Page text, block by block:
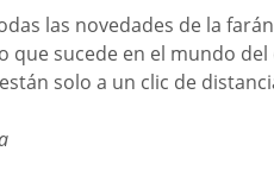
las novedades de la
que sucede en el mundo
solo a un clic de